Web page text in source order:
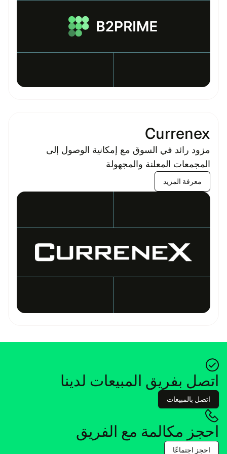
Currenex
مزود رائد في السوق مع إمكانية الوصول إلى
المجمعات المعلنة والمجهولة
معرفة المزيد
اتصل بفريق المبيعات لدينا
اتصل بالمبيعات
احجز مكالمة مع الفريق
احجز اجتماعًا